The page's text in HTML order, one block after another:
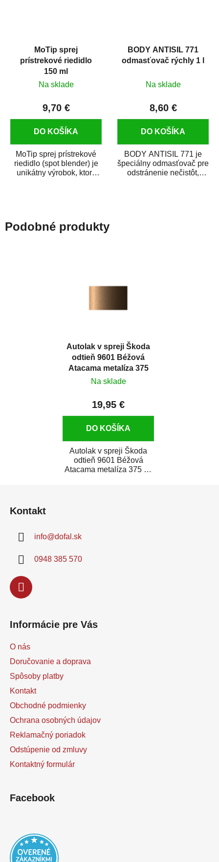
MoTip sprej
prístrekové riedidlo
150 ml
Na sklade
9,70 €
DO KOŠÍKA
MoTip sprej prístrekové
riedidlo (spot blender) je
unikátny výrobok, ktorý
BODY ANTISIL 771
odmasťovač rýchly 1 l
Na sklade
8,60 €
DO KOŠÍKA
BODY ANTISIL 771 je
špeciálny odmasťovač pre
odstránenie nečistôt,
Podobné produkty
Autolak v spreji Škoda
odtieň 9601 Béžová
Atacama metalíza 375
ml
Na sklade
19,95 €
DO KOŠÍKA
Autolak v spreji Škoda
odtieň 9601 Béžová
Atacama metalíza 375 ml
Kontakt
info@dofal.sk
0948 385 570
Informácie pre Vás
O nás
Doručovanie a doprava
Spôsoby platby
Kontakt
Obchodné podmienky
Ochrana osobných údajov
Reklamačný poriadok
Odstúpenie od zmluvy
Kontaktný formulár
Facebook